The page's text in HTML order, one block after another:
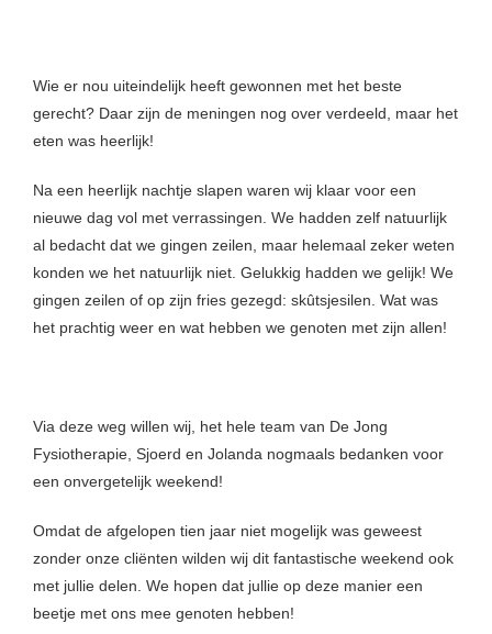
Wie er nou uiteindelijk heeft gewonnen met het beste
gerecht? Daar zijn de meningen nog over verdeeld, maar het
eten was heerlijk!
Na een heerlijk nachtje slapen waren wij klaar voor een
nieuwe dag vol met verrassingen. We hadden zelf natuurlijk
al bedacht dat we gingen zeilen, maar helemaal zeker weten
konden we het natuurlijk niet. Gelukkig hadden we gelijk! We
gingen zeilen of op zijn fries gezegd: skûtsjesilen. Wat was
het prachtig weer en wat hebben we genoten met zijn allen!
Via deze weg willen wij, het hele team van De Jong
Fysiotherapie, Sjoerd en Jolanda nogmaals bedanken voor
een onvergetelijk weekend!
Omdat de afgelopen tien jaar niet mogelijk was geweest
zonder onze cliënten wilden wij dit fantastische weekend ook
met jullie delen. We hopen dat jullie op deze manier een
beetje met ons mee genoten hebben!